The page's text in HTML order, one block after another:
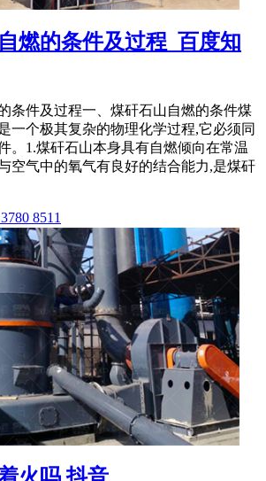
燃的条件及过程_百度知
条件及过程一、煤矸石山自燃的条件煤
一个极其复杂的物理化学过程,它必须同
。1.煤矸石山本身具有自燃倾向在常温
空气中的氧气有良好的结合能力,是煤矸
8511